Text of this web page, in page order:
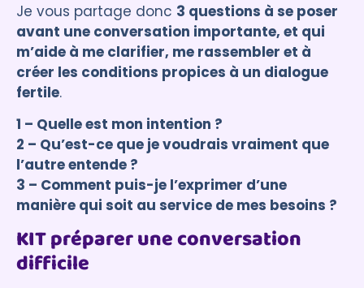
Je vous partage donc 3 questions à se poser
avant une conversation importante, et qui
m’aide à me clarifier, me rassembler et à
créer les conditions propices à un dialogue
fertile.
1 – Quelle est mon intention ?
2 – Qu’est-ce que je voudrais vraiment que
l’autre entende ?
3 – Comment puis-je l’exprimer d’une
manière qui soit au service de mes besoins ?
KIT préparer une conversation
difficile